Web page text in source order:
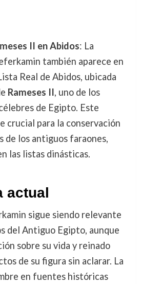
II en Abidos: La
también aparece en
Real de Abidos, ubicada
Rameses II, uno de los
de Egipto. Este
crucial para la conservación
de los antiguos faraones,
las listas dinásticas.
actual
sigue siendo relevante
del Antiguo Egipto, aunque
sobre su vida y reinado
de su figura sin aclarar. La
en fuentes históricas